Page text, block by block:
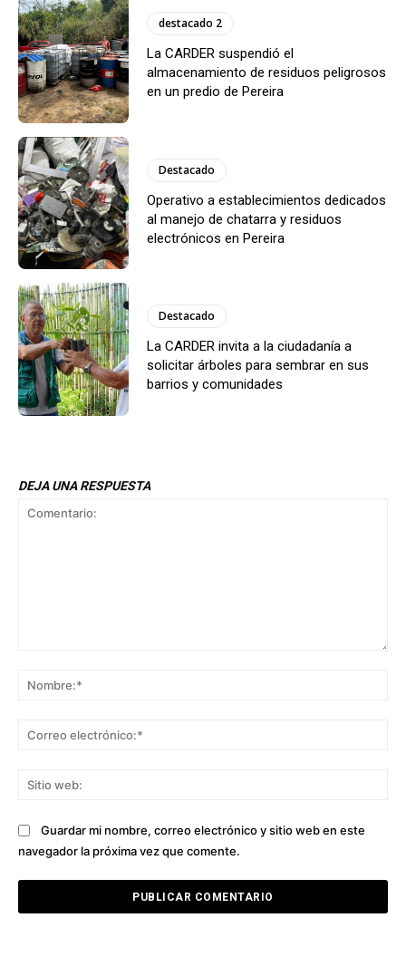
destacado 2
La CARDER suspendió el
almacenamiento de residuos peligrosos
en un predio de Pereira
Destacado
Operativo a establecimientos dedicados
al manejo de chatarra y residuos
electrónicos en Pereira
Destacado
La CARDER invita a la ciudadanía a
solicitar árboles para sembrar en sus
barrios y comunidades
DEJA UNA RESPUESTA
Guardar mi nombre, correo electrónico y sitio web en este
navegador la próxima vez que comente.